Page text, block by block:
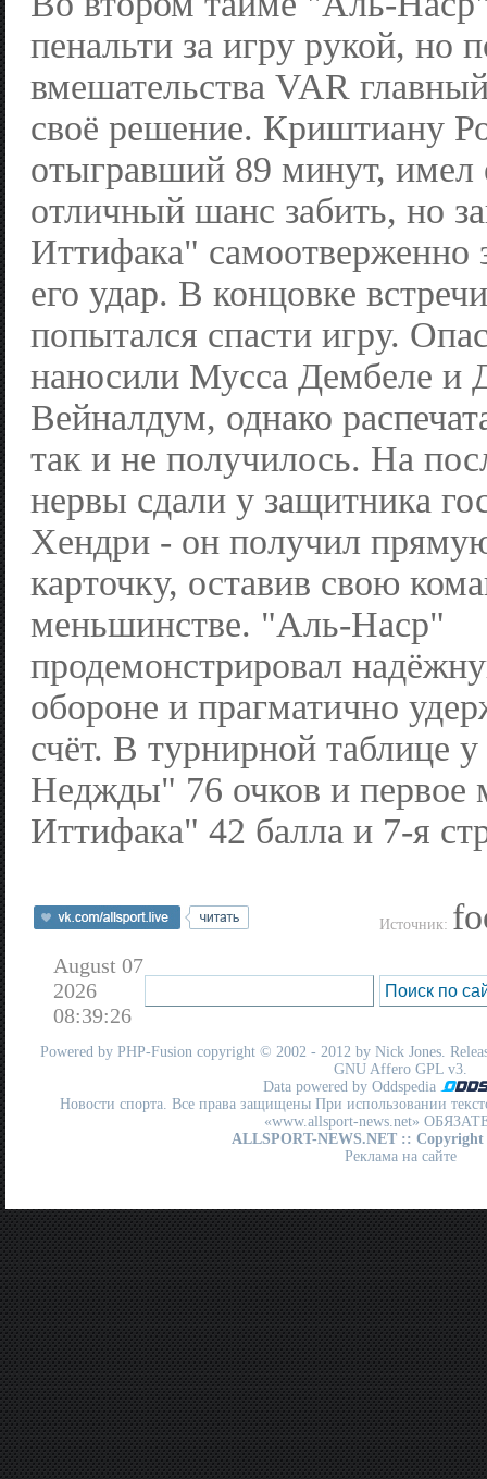
пенальти за игру рукой, но
вмешательства VAR
своё решение. Криштиану
отыгравший 89 минут, имел
отличный шанс забить, но
Иттифака" самоотверженно
его удар. В концовке
попытался спасти игру.
наносили Мусса Дембеле и
Вейналдум, однако
так и не получилось. На
нервы сдали у защитника
Хендри - он получил
карточку, оставив свою
меньшинстве. "Аль-Наср"
продемонстрировал
обороне и прагматично
счёт. В турнирной таблице
Неджды" 76 очков и первое
Иттифака" 42 балла и 7-я
Источник:
August 07
2026
08:39:26
Powered by PHP-Fusion copyright © 2002 - 2012 by Nick Jones.
GNU Affero GPL v3.
Data powered by Oddspedia
Новости спорта. Все права защищены При использовании
«www.allsport-news.net»
ALLSPORT-NEWS.NET :: Copyright
Реклама на сайте